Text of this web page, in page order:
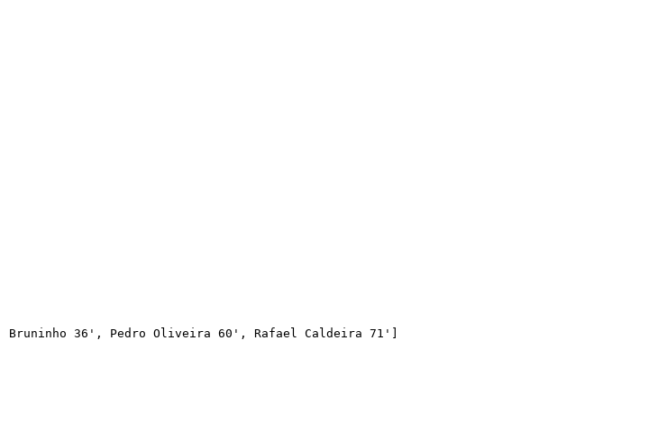
36', Pedro Oliveira 60', Rafael Caldeira 71']